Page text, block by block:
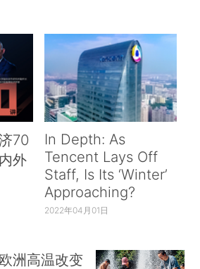
70
外
In Depth: As
Tencent Lays Off
Staff, Is Its ‘Winter’
Approaching?
2022年04月01日
洲高温改变